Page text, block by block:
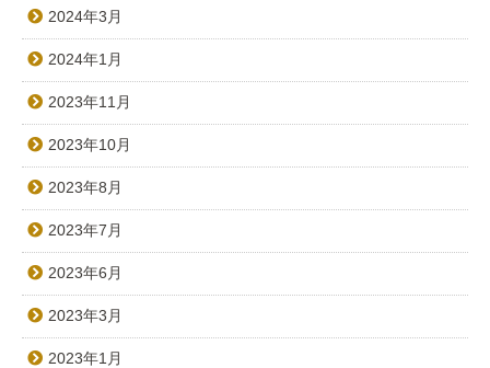
2024年3月
2024年1月
2023年11月
2023年10月
2023年8月
2023年7月
2023年6月
2023年3月
2023年1月